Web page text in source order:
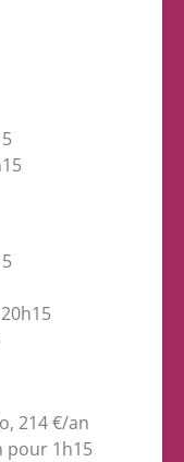
214 €/an
pour 1h15